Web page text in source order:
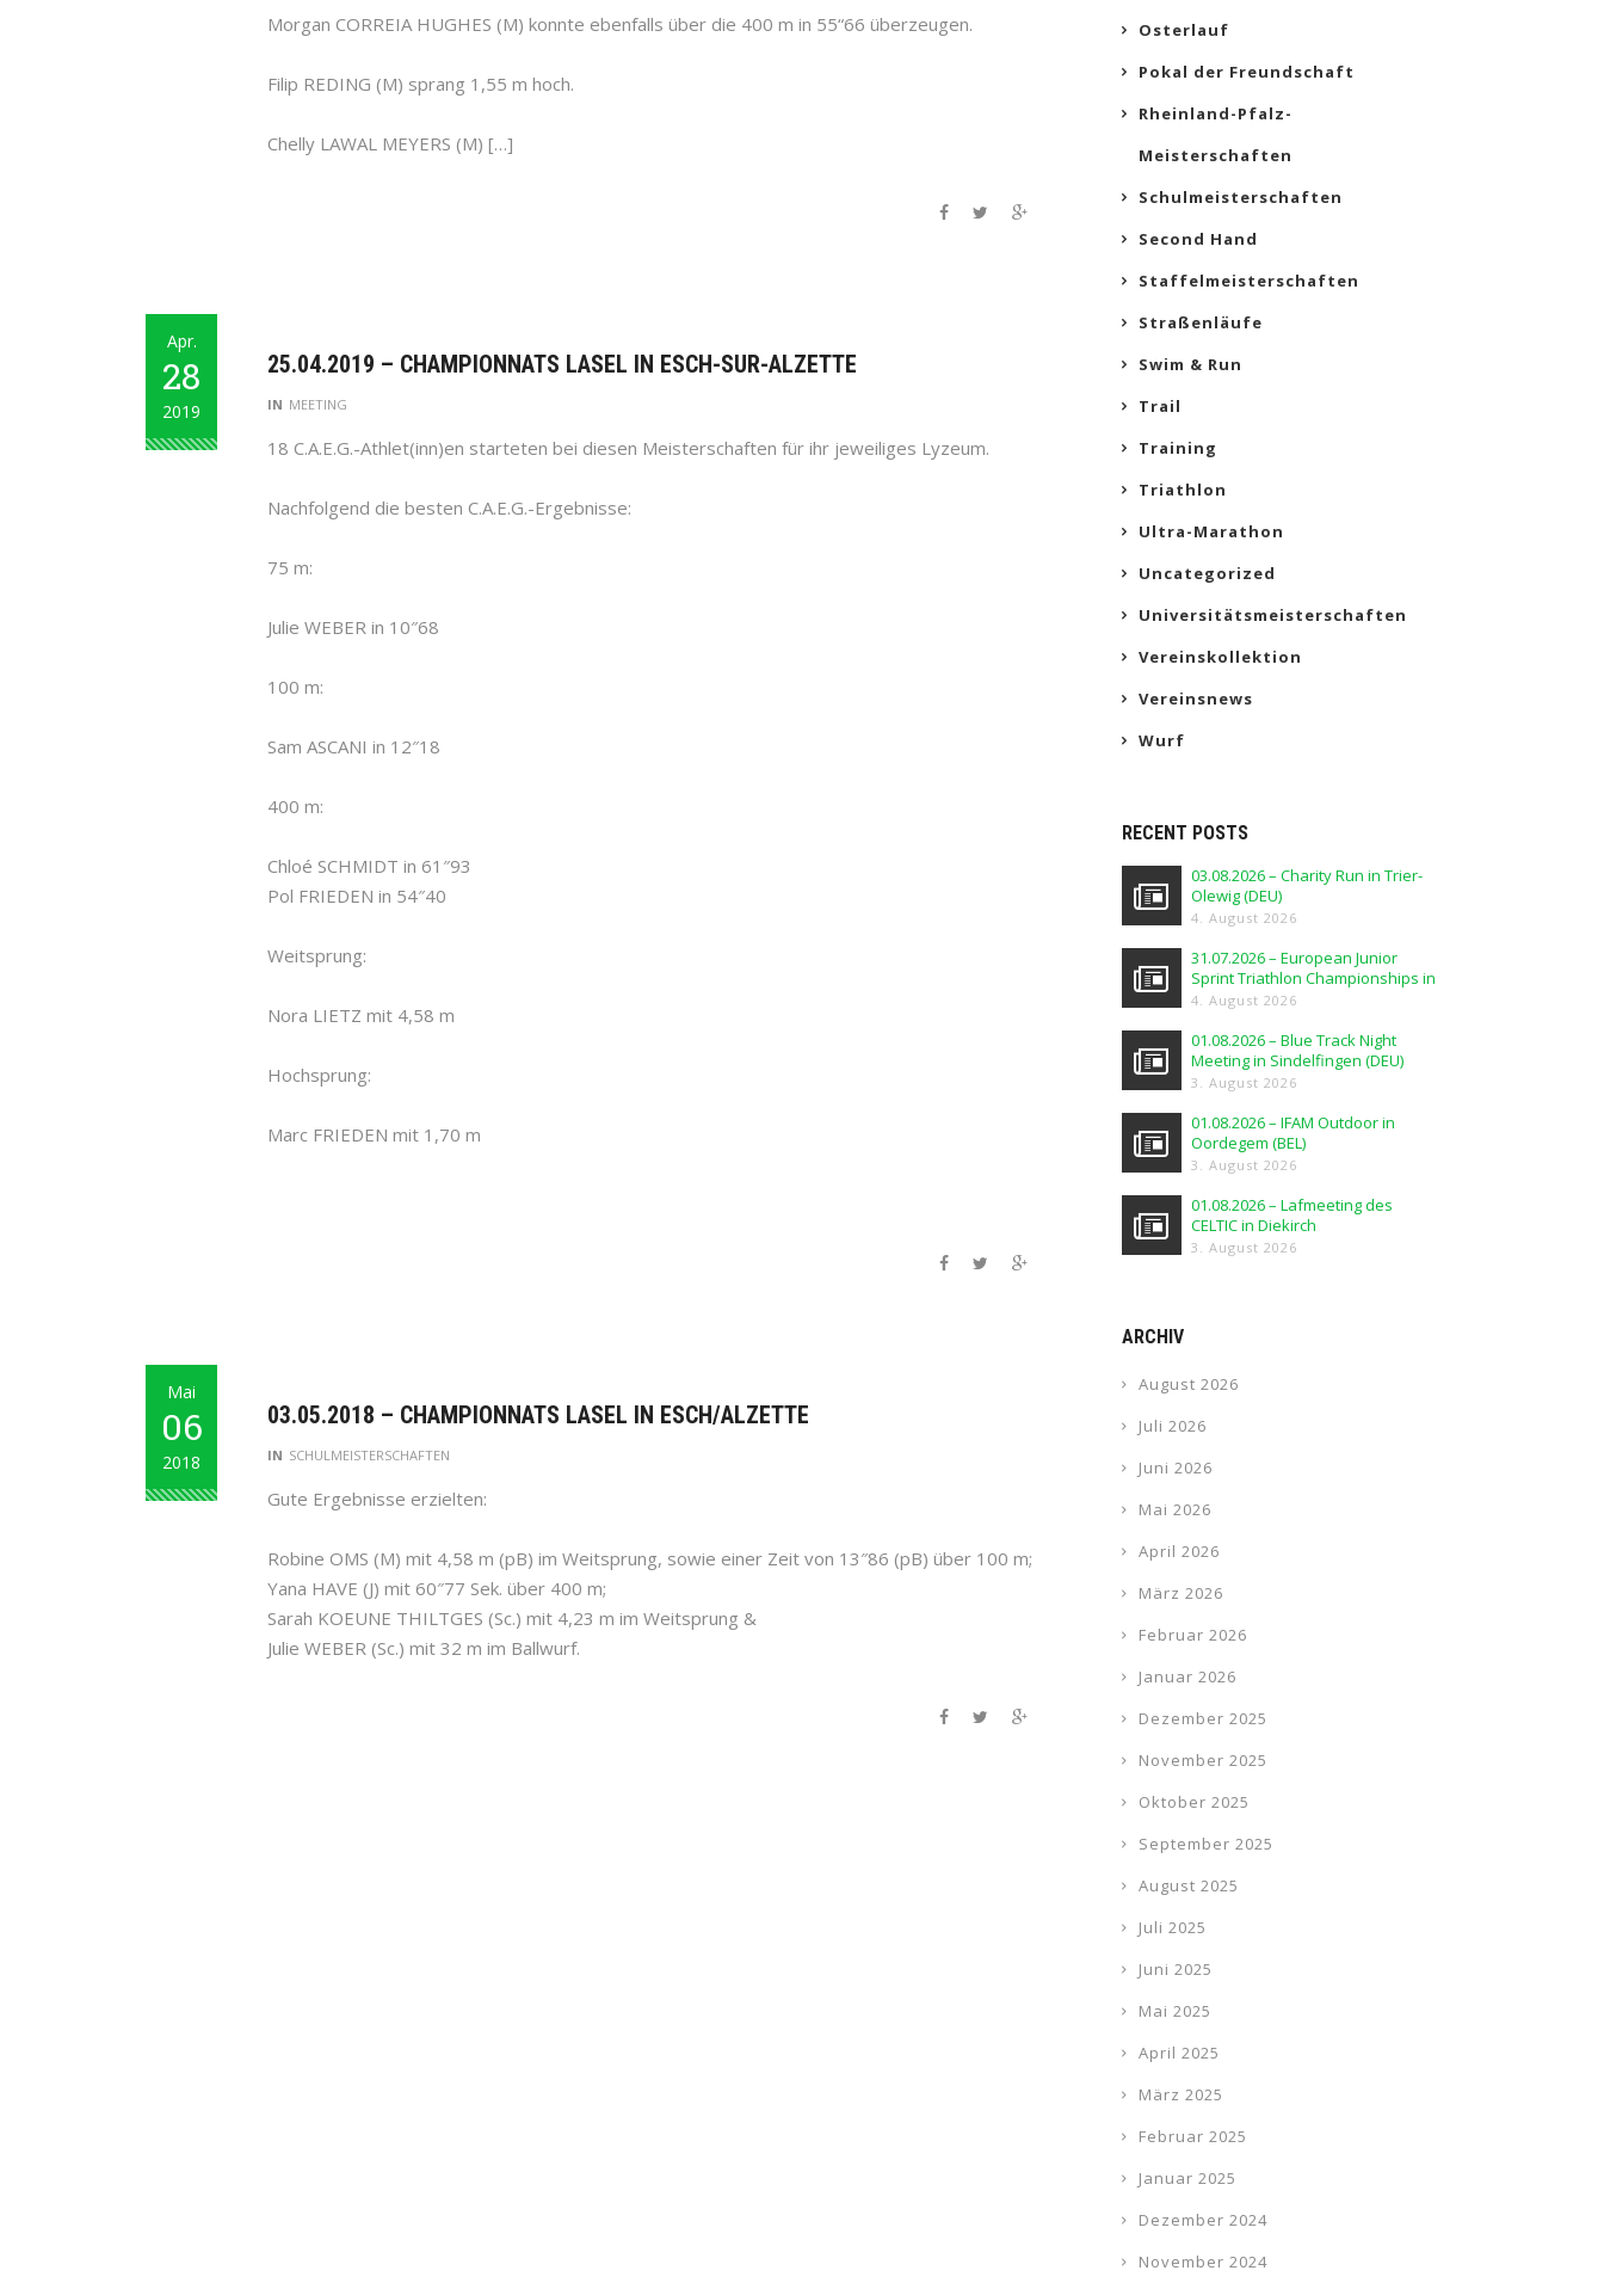
Morgan CORREIA HUGHES (M) konnte ebenfalls über die 400 m in 55“66 überzeugen.
Filip REDING (M) sprang 1,55 m hoch.
Chelly LAWAL MEYERS (M) […]
Apr.
28
2019
25.04.2019 – CHAMPIONNATS LASEL IN ESCH-SUR-ALZETTE
IN MEETING
18 C.A.E.G.-Athlet(inn)en starteten bei diesen Meisterschaften für ihr jeweiliges Lyzeum.
Nachfolgend die besten C.A.E.G.-Ergebnisse:
75 m:
Julie WEBER in 10″68
100 m:
Sam ASCANI in 12″18
400 m:
Chloé SCHMIDT in 61″93
Pol FRIEDEN in 54″40
Weitsprung:
Nora LIETZ mit 4,58 m
Hochsprung:
Marc FRIEDEN mit 1,70 m
Mai
06
2018
03.05.2018 – CHAMPIONNATS LASEL IN ESCH/ALZETTE
IN SCHULMEISTERSCHAFTEN
Gute Ergebnisse erzielten:
Robine OMS (M) mit 4,58 m (pB) im Weitsprung, sowie einer Zeit von 13″86 (pB) über 100 m;
Yana HAVE (J) mit 60″77 Sek. über 400 m;
Sarah KOEUNE THILTGES (Sc.) mit 4,23 m im Weitsprung &
Julie WEBER (Sc.) mit 32 m im Ballwurf.
Osterlauf
Pokal der Freundschaft
Rheinland-Pfalz-
Meisterschaften
Schulmeisterschaften
Second Hand
Staffelmeisterschaften
Straßenläufe
Swim & Run
Trail
Training
Triathlon
Ultra-Marathon
Uncategorized
Universitätsmeisterschaften
Vereinskollektion
Vereinsnews
Wurf
RECENT POSTS
03.08.2026 – Charity Run in Trier-
Olewig (DEU)
4. August 2026
31.07.2026 – European Junior
Sprint Triathlon Championships in
Elblag (POL)
4. August 2026
01.08.2026 – Blue Track Night
Meeting in Sindelfingen (DEU)
3. August 2026
01.08.2026 – IFAM Outdoor in
Oordegem (BEL)
3. August 2026
01.08.2026 – Lafmeeting des
CELTIC in Diekirch
3. August 2026
ARCHIV
August 2026
Juli 2026
Juni 2026
Mai 2026
April 2026
März 2026
Februar 2026
Januar 2026
Dezember 2025
November 2025
Oktober 2025
September 2025
August 2025
Juli 2025
Juni 2025
Mai 2025
April 2025
März 2025
Februar 2025
Januar 2025
Dezember 2024
November 2024